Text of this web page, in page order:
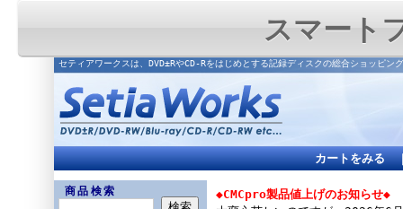
スマート
セティアワークスは、DVD±RやCD-Rをはじめとする記録ディスクの総合ショッピン
カートをみる
商品検索
◆CMCpro製品値上げのお知らせ◆